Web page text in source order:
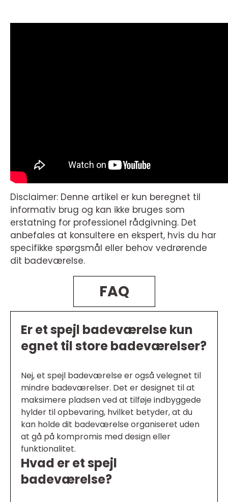
Disclaimer: Denne artikel er kun beregnet til
informativ brug og kan ikke bruges som
erstatning for professionel rådgivning. Det
anbefales at konsultere en ekspert, hvis du har
specifikke spørgsmål eller behov vedrørende
dit badeværelse.
FAQ
Er et spejl badeværelse kun
egnet til store badeværelser?
Nej, et spejl badeværelse er også velegnet til
mindre badeværelser. Det er designet til at
maksimere pladsen ved at tilføje indbyggede
hylder til opbevaring, hvilket betyder, at du
kan holde dit badeværelse organiseret uden
at gå på kompromis med design eller
funktionalitet.
Hvad er et spejl
badeværelse?